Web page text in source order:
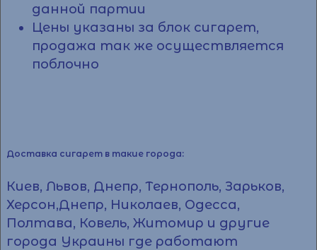
данной партии
Цены указаны за блок сигарет,
продажа так же осуществляется
поблочно
Доставка сигарет в такие города:
Киев, Львов, Днепр, Тернополь, Зарьков,
Херсон,Днепр, Николаев, Одесса,
Полтава, Ковель, Житомир и другие
города Украины где работают